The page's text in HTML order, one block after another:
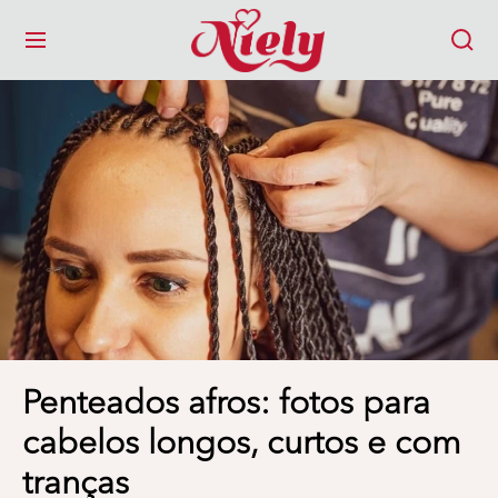
MENU
Penteados afros: fotos para
cabelos longos, curtos e com
tranças